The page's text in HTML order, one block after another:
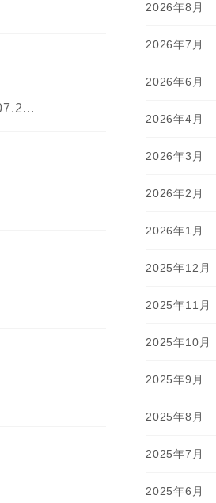
熊本県熊本地方を震源とする地震の影響による配送遅延のお知らせ（26.07.29更新）
2026年8月
2026年7月
2026年6月
2026年4月
2026年3月
2026年2月
2026年1月
2025年12月
2025年11月
2025年10月
2025年9月
2025年8月
2025年7月
2025年6月